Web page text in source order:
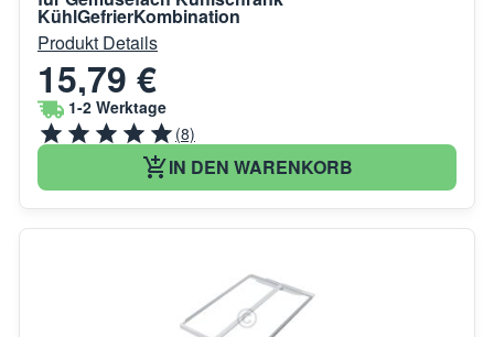
KühlGefrierKombination
Produkt Details
15,79 €
1-2 Werktage
(8)
IN DEN WARENKORB